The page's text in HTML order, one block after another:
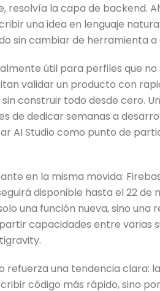
resolvía la capa de backend.
una idea en lenguaje
sin cambiar de herramienta
útil para perfiles que
validar un producto con
construir todo desde cero.
de dedicar semanas a
AI Studio como punto de
en la misma movida:
disponible hasta el 22
una función nueva, sino
capacidades entre
refuerza una tendencia clara:
código más rápido, sino